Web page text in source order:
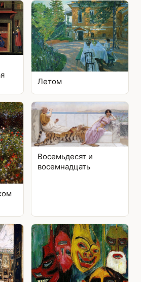
Летом
Восемьдесят и
восемнадцать